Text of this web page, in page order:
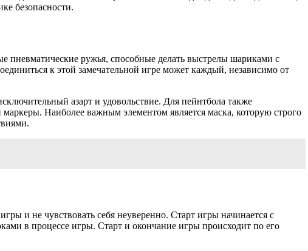
безопасности.
пневматические ружья, способные делать выстрелы шариками с
к этой замечательной игре может каждый, независимо от
азарт и удовольствие. Для пейнтбола также
Наиболее важным элементом является маска, которую строго
и не чувствовать себя неуверенно. Старт игры начинается с
в процессе игры. Старт и окончание игры происходит по его